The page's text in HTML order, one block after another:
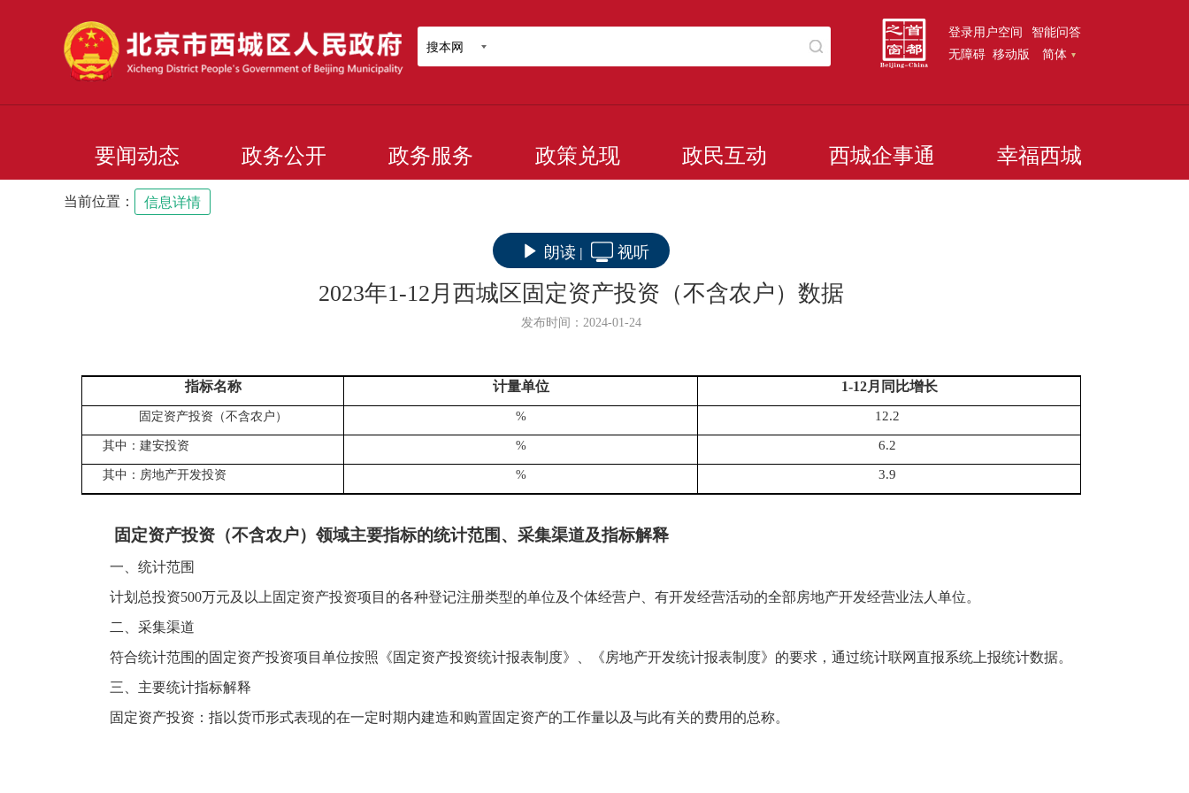
搜本网
登录用户空间 智能问答
无障碍 移动版 简体
要闻动态 政务公开 政务服务 政策兑现 政民互动 西城企事通 幸福西城
当前位置： 信息详情
朗读 | 视听
2023年1-12月西城区固定资产投资（不含农户）数据
发布时间：2024-01-24
指标名称 计量单位 1-12月同比增长
固定资产投资（不含农户） % 12.2
其中：建安投资 % 6.2
其中：房地产开发投资 % 3.9
固定资产投资 （不含农户） 领域主要指标的统计范围、采集渠道及指标解释
一、统计范围
计划总投资500万元及以上固定资产投资项目的各种登记注册类型的单位及个体经营户、有开发经营活动的全部房地产开发经营业法人单位。
二、采集渠道
符合统计范围的固定资产投资项目单位按照《固定资产投资统计报表制度》、《房地产开发统计报表制度》的要求，通过统计联网直报系统上报统计数据。
三、主要统计指标解释
固定资产投资：指以货币形式表现的在一定时期内建造和购置固定资产的工作量以及与此有关的费用的总称。